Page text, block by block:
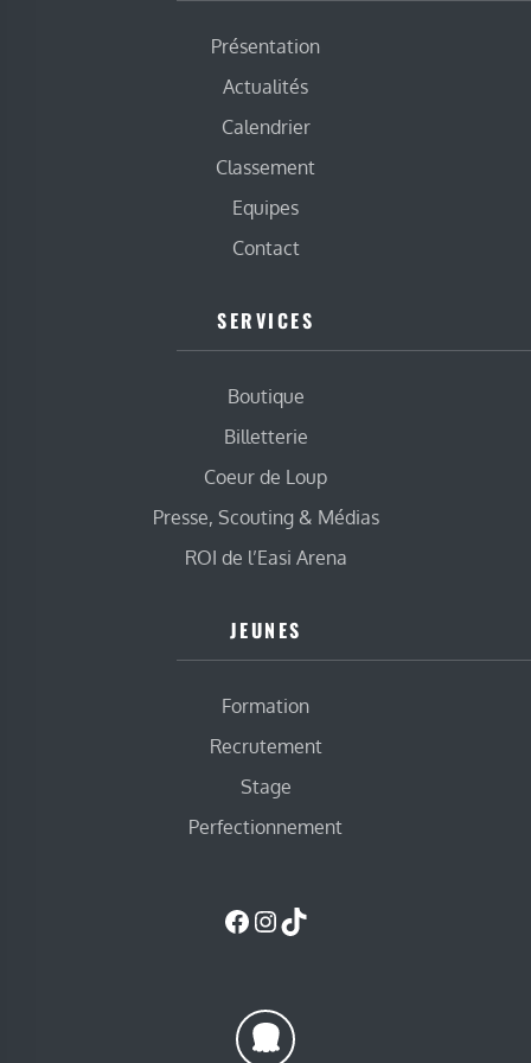
Présentation
Actualités
Calendrier
Classement
Equipes
Contact
SERVICES
Boutique
Billetterie
Coeur de Loup
Presse, Scouting & Médias
ROI de l’Easi Arena
JEUNES
Formation
Recrutement
Stage
Perfectionnement
Facebook
Instagram
TikTok